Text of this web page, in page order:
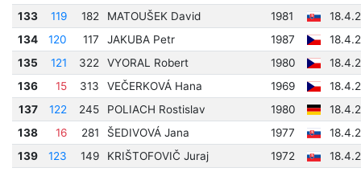
133
119 182 MATOUŠEK David 1981
134
120 117 JAKUBA Petr 1987
135
121 322 VYORAL Robert 1980
136
15 313 VEČERKOVÁ Hana 1969
137
122 245 POLIACH Rostislav 1980
138
16 281 ŠEDIVOVÁ Jana 1977
139
123 149 KRIŠTOFOVIČ Juraj 1972